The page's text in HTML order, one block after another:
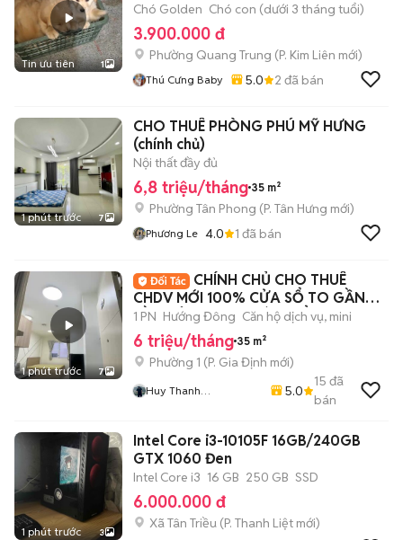
Tin ưu tiên 1
Chó Golden Chó con (dưới 3 tháng tuổi)
3.900.000 đ
Phường Quang Trung (P. Kim Liên mới)
Thú Cưng Baby 5.0 2 đã bán
1 phút trước 7
CHO THUÊ PHÒNG PHÚ MỸ HƯNG
(chính chủ)
Nội thất đầy đủ
6,8 triệu/tháng 35 m²
Phường Tân Phong (P. Tân Hưng mới)
Phương Le 4.0 1 đã bán
1 phút trước 7
CHÍNH CHỦ CHO THUÊ
CHDV MỚI 100% CỬA SỔ TO GẦN
CẦU BÔNG, CHỢ BÀ CHIỂU
1 PN Hướng Đông Căn hộ dịch vụ, mini
6 triệu/tháng 35 m²
Phường 1 (P. Gia Định mới)
Huy Thanh
Vụ, Phòng Trọ TP.HCM
5.0
15 đã
bán
1 phút trước 3
Intel Core i3-10105F 16GB/240GB
GTX 1060 Đen
Intel Core i3 16 GB 250 GB SSD
6.000.000 đ
Xã Tân Triều (P. Thanh Liệt mới)